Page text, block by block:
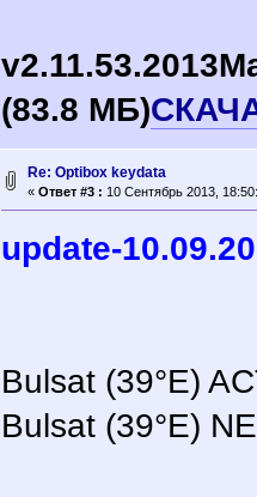
(83.8 МБ)
Re: Optibox keydata
« Ответ #3 : 10 Сентябрь 2013,
update-
Bulsat (39°E)
Bulsat (39°E)